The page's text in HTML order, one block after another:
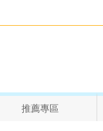
推薦專區